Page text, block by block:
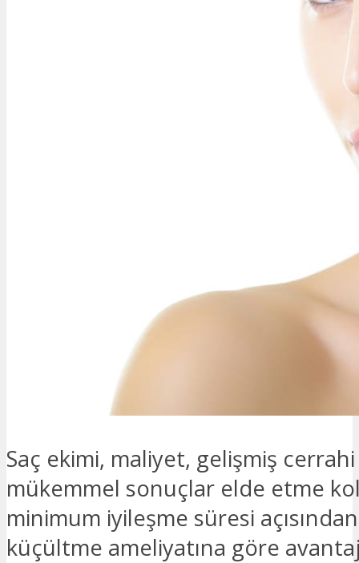
Saç ekimi, maliyet, gelişmiş
mükemmel sonuçlar elde etme
minimum iyileşme süresi
küçültme ameliyatına göre